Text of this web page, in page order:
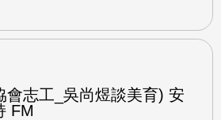
會志工_吳尚煜談美育) 安
FM